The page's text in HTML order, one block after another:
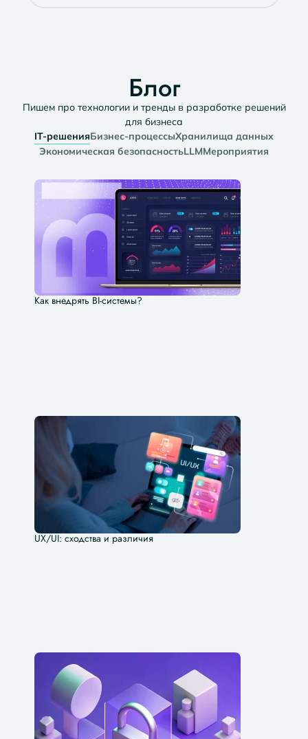
Блог
Пишем про технологии и тренды в разработке решений
для бизнеса​
IT-решенияБизнес-процессыХранилища данных
Экономическая безопасностьLLMМероприятия
Как внедрять BI-системы?
UX/UI: сходства и различия